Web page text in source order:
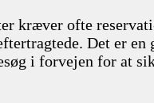
kræver ofte
Det er en
i forvejen for at